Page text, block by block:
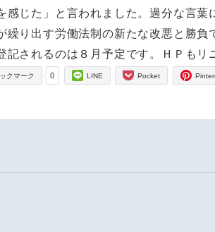
感じた」と言われました。過分な言
繰り出す労働法制の新たな改悪と勝
記されるのは８月予定です。ＨＰもリ
0
クマーク LINE Pocket